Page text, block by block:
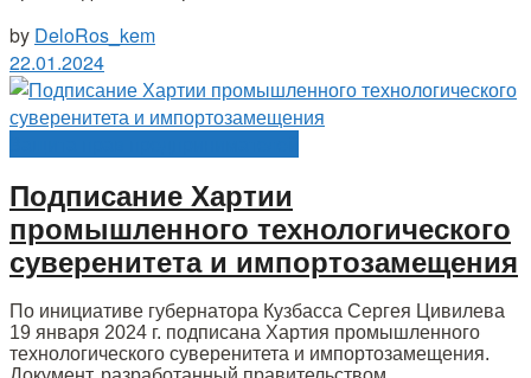
by DeloRos_kem
22.01.2024
Подписание Хартии
промышленного технологического
суверенитета и импортозамещения
По инициативе губернатора Кузбасса Сергея Цивилева
19 января 2024 г. подписана Хартия промышленного
технологического суверенитета и импортозамещения.